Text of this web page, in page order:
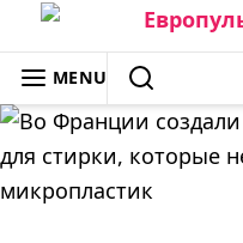
Skip
to
content
ЕВРОПУЛЬС: ВСЁ О
MENU
SEARCH